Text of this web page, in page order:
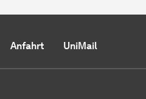
Anfahrt UniMail